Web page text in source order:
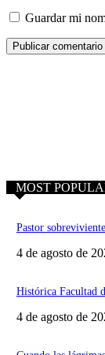
Guardar mi
MOST
Pastor
4 de agosto de
Histórica Facultad
4 de agosto de